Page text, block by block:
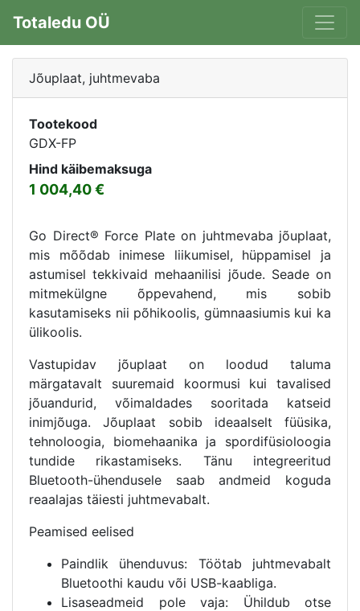
Totaledu OÜ
Jõuplaat, juhtmevaba
Tootekood
GDX-FP
Hind käibemaksuga
1 004,40
Go Direct® Force Plate on juhtmevaba jõuplaat,
mis mõõdab inimese liikumisel, hüppamisel ja
astumisel tekkivaid mehaanilisi jõude. Seade on
mitmekülgne õppevahend, mis sobib
kasutamiseks nii põhikoolis, gümnaasiumis kui ka
ülikoolis.
Vastupidav jõuplaat on loodud taluma
märgatavalt suuremaid koormusi kui tavalised
jõuandurid, võimaldades sooritada katseid
inimjõuga. Jõuplaat sobib ideaalselt füüsika,
tehnoloogia, biomehaanika ja spordifüsioloogia
tundide rikastamiseks. Tänu integreeritud
Bluetooth-ühendusele saab andmeid koguda
reaalajas täiesti juhtmevabalt.
Peamised eelised
Paindlik ühenduvus: Töötab juhtmevabalt
Bluetoothi kaudu või USB-kaabliga.
Lisaseadmeid pole vaja: Ühildub otse